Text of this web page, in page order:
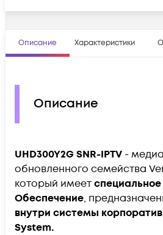
Описание Характеристики
Описание
UHD300Y2GSNR-IPTV -
обновленного семейства
который имеет
Обеспечение,
внутри системы
System.